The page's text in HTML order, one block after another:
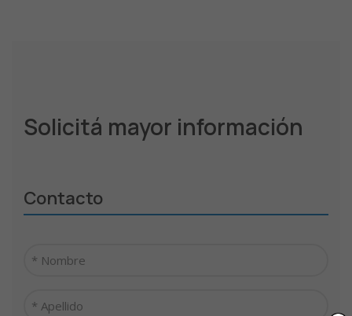
Solicitá mayor información
Contacto
Nombre
Apellido